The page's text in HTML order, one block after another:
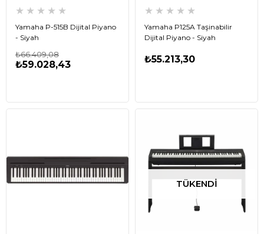
★ ★ ★ ★ ★
Yamaha P-515B Dijital Piyano
- Siyah
₺59.028,43
₺66.409,08
★ ★ ★ ★ ★
Yamaha P125A Taşinabilir
Dijital Piyano - Siyah
₺55.213,30
TÜKENDI